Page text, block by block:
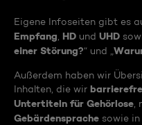
Eigene Infoseiten gibt es
Empfang HD und UHD
einer Störung?“ und „
Außerdem haben wir
Inhalten, die wir
Untertiteln für Gehörlose
Gebärdensprache sowie in